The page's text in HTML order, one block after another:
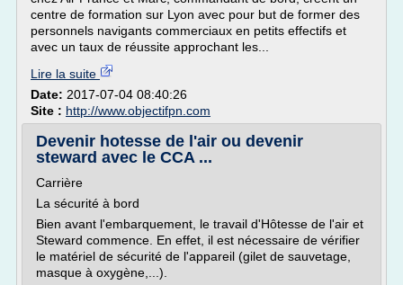
centre de formation sur Lyon avec pour but de former des
personnels navigants commerciaux en petits effectifs et
avec un taux de réussite approchant les...
Lire la suite
Date: 2017-07-04 08:40:26
Site : http://www.objectifpn.com
Devenir hotesse de l'air ou devenir
steward avec le CCA ...
Carrière
La sécurité à bord
Bien avant l'embarquement, le travail d'Hôtesse de l'air et
Steward commence. En effet, il est nécessaire de vérifier
le matériel de sécurité de l'appareil (gilet de sauvetage,
masque à oxygène,...).